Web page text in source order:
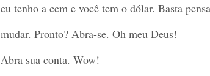
eu tenho a cem e você tem o dólar. Basta
mudar. Pronto? Abra-se. Oh meu Deus!
Abra sua conta. Wow!